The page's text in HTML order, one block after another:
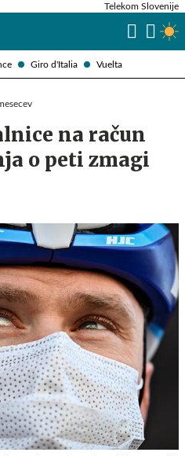
Giro d'Italia Vuelta
Telekom Slovenije
na račun
o peti zmagi